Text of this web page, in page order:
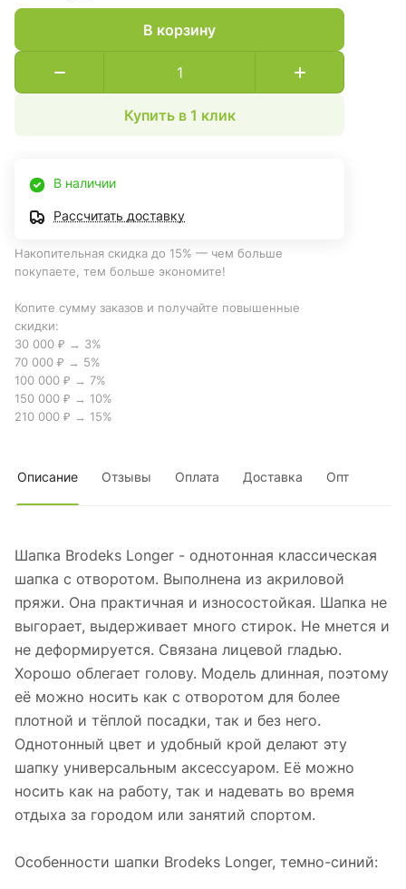
В корзину
Купить в 1 клик
В наличии
Рассчитать доставку
Накопительная скидка до 15% — чем больше
покупаете, тем больше экономите!
Копите сумму заказов и получайте повышенные
скидки:
30 000 ₽ → 3%
70 000 ₽ → 5%
100 000 ₽ → 7%
150 000 ₽ → 10%
210 000 ₽ → 15%
Описание Отзывы Оплата Доставка Опт
Шапка Brodeks Longer - однотонная классическая
шапка с отворотом. Выполнена из акриловой
пряжи. Она практичная и износостойкая. Шапка не
выгорает, выдерживает много стирок. Не мнется и
не деформируется. Связана лицевой гладью.
Хорошо облегает голову. Модель длинная, поэтому
её можно носить как с отворотом для более
плотной и тёплой посадки, так и без него.
Однотонный цвет и удобный крой делают эту
шапку универсальным аксессуаром. Её можно
носить как на работу, так и надевать во время
отдыха за городом или занятий спортом.
Особенности шапки Brodeks Longer, темно-синий: